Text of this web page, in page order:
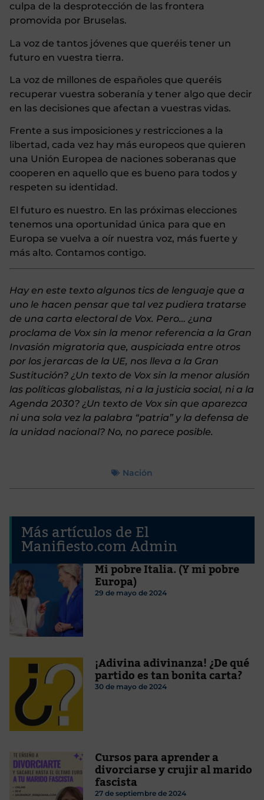
culpa de la desprotección de las frontera
promovida por Bruselas.
La voz de tantos jóvenes que queréis tener un
futuro en vuestra tierra.
La voz de millones de españoles que queréis
recuperar vuestra soberanía y tener algo que decir
en las decisiones que afectan a vuestras vidas.
Frente a sus imposiciones y restricciones a la
libertad, cada vez hay más europeos que quieren
una Unión Europea de naciones soberanas que
cooperen en aquello que es bueno para todos y
respeten su identidad.
El futuro es nuestro. En las próximas elecciones
tenemos una oportunidad única para que en
Europa se vuelva a oír nuestra voz, más fuerte y
más alto. Contamos contigo.
Hay en este texto algunos tics de lenguaje que a
uno le hacen pensar que tal vez pudiera tratarse
de una carta electoral de Vox. Pero… ¿una
proclama de Vox sin la menor referencia a la Gran
Invasión migratoria que, auspiciada entre otros
por los jerarcas de la UE, nos lleva a la Gran
Sustitución? ¿Un texto de Vox sin la menor alusión
las políticas globalistas, ni a la justicia social, ni a la
Agenda 2030? ¿Un texto de Vox sin que aparezca
ni una sola vez la palabra “patria” y la defensa de
la unidad nacional? No, no parece posible.
Nación
Más artículos de El
Manifiesto.com Admin
Mi pobre Italia. (Y mi pobre
Europa)
29 de mayo de 2024
¡Adivina adivinanza! ¿De qué
partido es tan bonita carta?
30 de mayo de 2024
Cursos para aprender a
divorciarse y crujir al marido
fascista
27 de septiembre de 2024